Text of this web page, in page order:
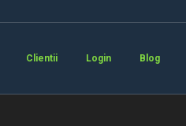
Clientii Login Blog